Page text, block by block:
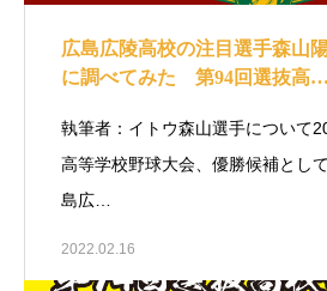
広島広陵高校の注目選手森山
に調べてみた 第94回選抜高…
執筆者：イトウ森山選手について
高等学校野球大会、優勝候補とし
島広…
2022.02.16